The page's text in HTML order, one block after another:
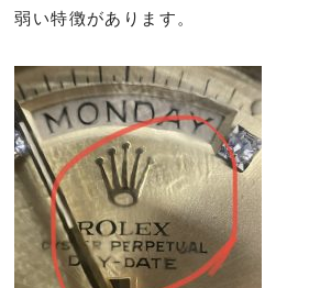
弱い特徴があります。